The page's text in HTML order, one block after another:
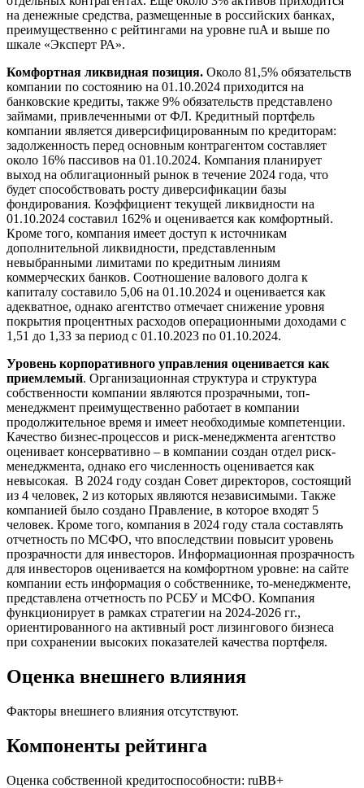
на денежные средства, размещенные в российских банках,
преимущественно с рейтингами на уровне ruA и выше по
шкале «Эксперт РА».
Комфортная ликвидная позиция. Около 81,5% обязательств
компании по состоянию на 01.10.2024 приходится на
банковские кредиты, также 9% обязательств представлено
займами, привлеченными от ФЛ. Кредитный портфель
компании является диверсифицированным по кредиторам:
задолженность перед основным контрагентом составляет
около 16% пассивов на 01.10.2024. Компания планирует
выход на облигационный рынок в течение 2024 года, что
будет способствовать росту диверсификации базы
фондирования. Коэффициент текущей ликвидности на
01.10.2024 составил 162% и оценивается как комфортный.
Кроме того, компания имеет доступ к источникам
дополнительной ликвидности, представленным
невыбранными лимитами по кредитным линиям
коммерческих банков. Соотношение валового долга к
капиталу составило 5,06 на 01.10.2024 и оценивается как
адекватное, однако агентство отмечает снижение уровня
покрытия процентных расходов операционными доходами с
1,51 до 1,33 за период c 01.10.2023 по 01.10.2024.
Уровень корпоративного управления оценивается как
приемлемый. Организационная структура и структура
собственности компании являются прозрачными, топ-
менеджмент преимущественно работает в компании
продолжительное время и имеет необходимые компетенции.
Качество бизнес-процессов и риск-менеджмента агентство
оценивает консервативно – в компании создан отдел риск-
менеджмента, однако его численность оценивается как
невысокая. В 2024 году создан Совет директоров, состоящий
из 4 человек, 2 из которых являются независимыми. Также
компанией было создано Правление, в которое входят 5
человек. Кроме того, компания в 2024 году стала составлять
отчетность по МСФО, что впоследствии повысит уровень
прозрачности для инвесторов. Информационная прозрачность
для инвесторов оценивается на комфортном уровне: на сайте
компании есть информация о собственнике, то-менеджменте,
представлена отчетность по РСБУ и МСФО. Компания
функционирует в рамках стратегии на 2024-2026 гг.,
ориентированного на активный рост лизингового бизнеса
при сохранении высоких показателей качества портфеля.
Оценка внешнего влияния
Факторы внешнего влияния отсутствуют.
Компоненты рейтинга
Оценка собственной кредитоспособности: ruBB+